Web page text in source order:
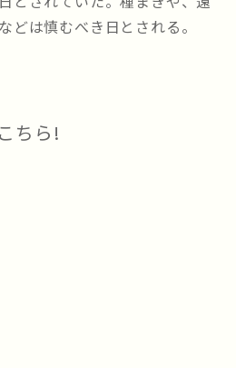
どは慎むべき日とされる。
ちら!